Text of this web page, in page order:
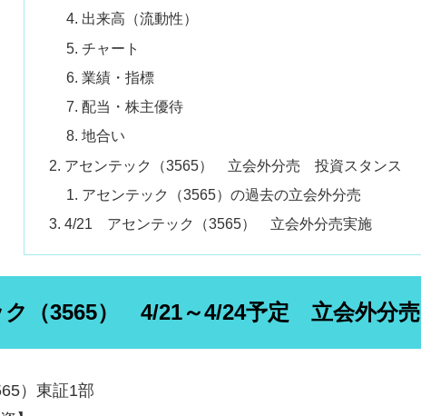
出来高（流動性）
チャート
業績・指標
配当・株主優待
地合い
アセンテック（3565） 立会外分売 投資スタンス
アセンテック（3565）の過去の立会外分売
4/21 アセンテック（3565） 立会外分売実施
ク（3565） 4/21～4/24予定 立会外分売
）東証1部